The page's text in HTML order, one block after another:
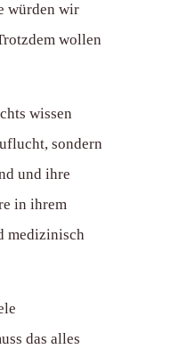
würden wir
wollen
wissen
sondern
und ihre
in ihrem
medizinisch
das alles